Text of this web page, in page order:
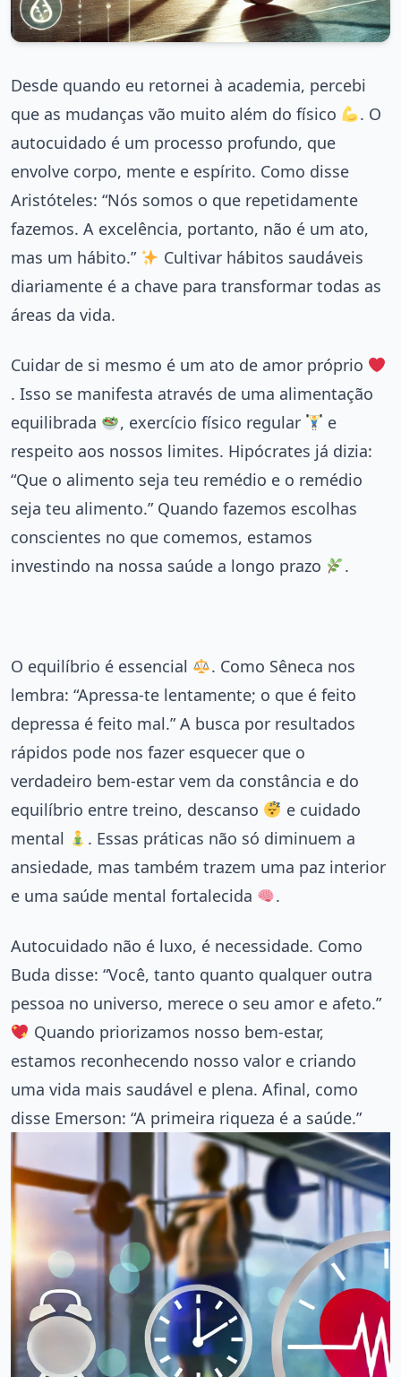
Desde quando eu retornei à academia, percebi
que as mudanças vão muito além do físico
. O
autocuidado é um processo profundo, que
envolve corpo, mente e espírito. Como disse
Aristóteles: “Nós somos o que repetidamente
fazemos. A excelência, portanto, não é um ato,
mas um hábito.”
Cultivar hábitos saudáveis
diariamente é a chave para transformar todas as
áreas da vida.
Cuidar de si mesmo é um ato de amor próprio
. Isso se manifesta através de uma alimentação
equilibrada
, exercício físico regular
e
respeito aos nossos limites. Hipócrates já dizia:
“Que o alimento seja teu remédio e o remédio
seja teu alimento.” Quando fazemos escolhas
conscientes no que comemos, estamos
investindo na nossa saúde a longo prazo
.
O equilíbrio é essencial
. Como Sêneca nos
lembra: “Apressa-te lentamente; o que é feito
depressa é feito mal.” A busca por resultados
rápidos pode nos fazer esquecer que o
verdadeiro bem-estar vem da constância e do
equilíbrio entre treino, descanso
e cuidado
mental
. Essas práticas não só diminuem a
ansiedade, mas também trazem uma paz interior
e uma saúde mental fortalecida
.
Autocuidado não é luxo, é necessidade. Como
Buda disse: “Você, tanto quanto qualquer outra
pessoa no universo, merece o seu amor e afeto.”
Quando priorizamos nosso bem-estar,
estamos reconhecendo nosso valor e criando
uma vida mais saudável e plena. Afinal, como
disse Emerson: “A primeira riqueza é a saúde.”